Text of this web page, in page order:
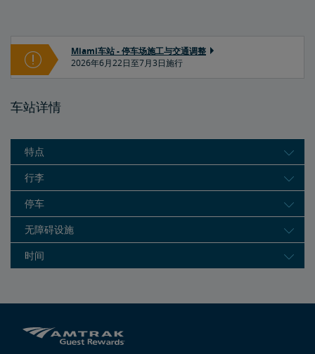
Miami车站 - 停车场施工与交通调整
2026年6月22日至7月3日施行
车站详情
特点
行李
停车
无障碍设施
时间